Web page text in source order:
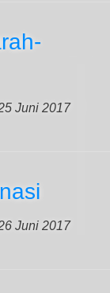
Juni 2017
Juni 2017